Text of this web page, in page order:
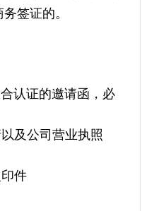
签证的。
认证的邀请函，必
及公司营业执照
件